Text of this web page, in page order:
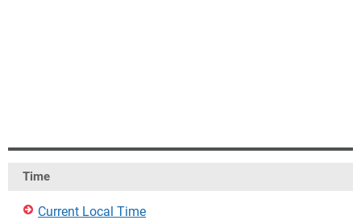
Time
Current Local Time